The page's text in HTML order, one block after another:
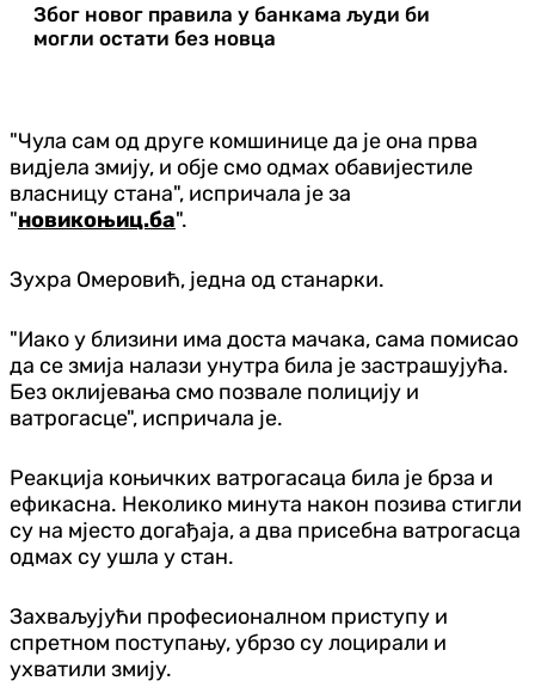
Због новог правила у банкама људи би
могли остати без новца
"Чула сам од друге комшинице да је она прва
видјела змију, и обје смо одмах обавијестиле
власницу стана", испричала је за
"новикоњиц.ба".
Зухра Омеровић, једна од станарки.
"Иако у близини има доста мачака, сама помисао
да се змија налази унутра била је застрашујућа.
Без оклијевања смо позвале полицију и
ватрогасце", испричала је.
Реакција коњичких ватрогасаца била је брза и
ефикасна. Неколико минута након позива стигли
су на мјесто догађаја, а два присебна ватрогасца
одмах су ушла у стан.
Захваљујући професионалном приступу и
спретном поступању, убрзо су лоцирали и
ухватили змију.